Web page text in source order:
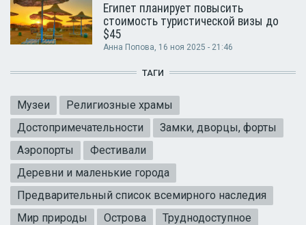
Египет планирует повысить
стоимость туристической визы до
$45
Анна Попова, 16 ноя 2025 - 21:46
ТАГИ
Музеи
Религиозные храмы
Достопримечательности
Замки, дворцы, форты
Аэропорты
Фестивали
Деревни и маленькие города
Предварительный список всемирного наследия
Мир природы
Острова
Труднодоступное